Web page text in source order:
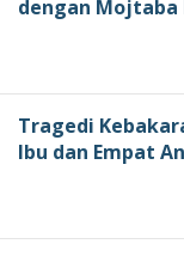
dengan Mojtaba
Tragedi
Ibu dan Empat